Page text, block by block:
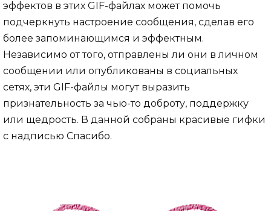
эффектов в этих GIF-файлах может помочь
подчеркнуть настроение сообщения, сделав его
более запоминающимся и эффектным.
Независимо от того, отправлены ли они в личном
сообщении или опубликованы в социальных
сетях, эти GIF-файлы могут выразить
признательность за чью-то доброту, поддержку
или щедрость. В данной собраны красивые гифки
с надписью Спасибо.